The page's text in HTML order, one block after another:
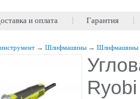
и оплата Гарантия
→ Шлифмашины → Шлифмашины